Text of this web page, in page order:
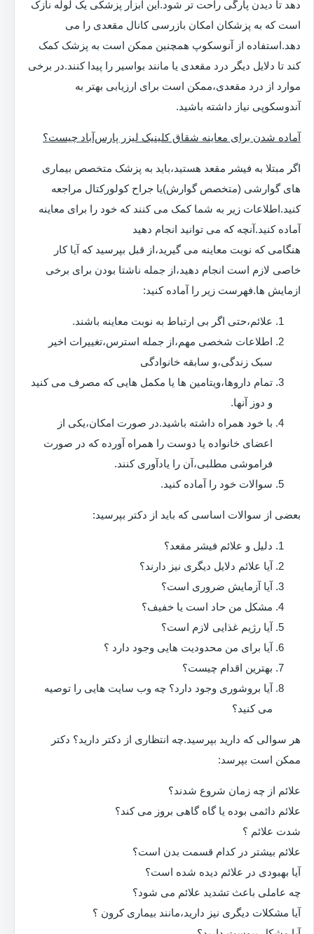
دهد تا دیدن پارگی راحت تر شود.این ابزار پزشکی یک لوله نازک
است که به پزشکان امکان بازرسی کانال مقعدی را می
دهد.استفاده از آنوسکوپ همچنین ممکن است به پزشک کمک
کند تا دلایل دیگر درد مقعدی یا مانند بواسیر را پیدا کنند.در برخی
موارد از درد مقعدی،ممکن است برای ارزیابی بهتر به
آندوسکوپی نیاز داشته باشید.
آماده شدن برای معاینه شقاق کلینیک لیزر پارس‌آباد چیست؟
اگر مبتلا به فیشر مقعد هستید،باید به پزشک متخصص بیماری
های گوارشی (متخصص گوارش)یا جراح کولورکتال مراجعه
کنید.اطلاعات زیر به شما کمک می کنند که خود را برای معاینه
آماده کنید.آنچه که می توانید انجام دهید
هنگامی که نوبت معاینه می گیرید،از قبل بپرسید که آیا کار
خاصی لازم است انجام دهید،از جمله ناشتا بودن برای برخی
ازمایش ها.فهرست زیر را آماده کنید:
علائم،حتی اگر بی ارتباط به نوبت معاینه باشند.
اطلاعات شخصی مهم،از جمله استرس،تغییرات اخیر
سبک زندگی،و سابقه خانوادگی
تمام داروها،ویتامین ها یا مکمل هایی که مصرف می کنید
و دوز آنها.
با خود همراه داشته باشید.در صورت امکان،یکی از
اعضای خانواده یا دوست را همراه آورده که در صورت
فراموشی مطلبی،آن را یادآوری کنند.
سوالات خود را آماده کنید.
بعضی از سوالات اساسی که باید از دکتر بپرسید:
دلیل و علائم فیشر مقعد؟
آیا علائم دلایل دیگری نیز دارند؟
آیا آزمایش ضروری است؟
مشکل من حاد است یا خفیف؟
آیا رژیم غذایی لازم است؟
آیا برای من محدودیت هایی وجود دارد ؟
بهترین اقدام چیست؟
آیا بروشوری وجود دارد؟ چه وب سایت هایی را توصیه
می کنید؟
هر سوالی که دارید بپرسید.چه انتظاری از دکتر دارید؟ دکتر
ممکن است بپرسد:
علائم از چه زمان شروع شدند؟
علائم دائمی بوده یا گاه گاهی بروز می کند؟
شدت علائم ؟
علائم بیشتر در کدام قسمت بدن است؟
آیا بهبودی در علائم دیده شده است؟
چه عاملی باعث تشدید علائم می شود؟
آیا مشکلات دیگری نیز دارید،مانند بیماری کرون ؟